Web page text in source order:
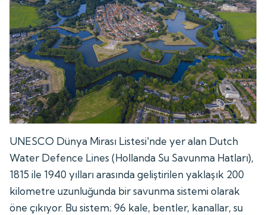
UNESCO Dünya Mirası Listesi'nde yer alan Dutch
Water Defence Lines (Hollanda Su Savunma Hatları),
1815 ile 1940 yılları arasında geliştirilen yaklaşık 200
kilometre uzunluğunda bir savunma sistemi olarak
öne çıkıyor. Bu sistem; 96 kale, bentler, kanallar, su